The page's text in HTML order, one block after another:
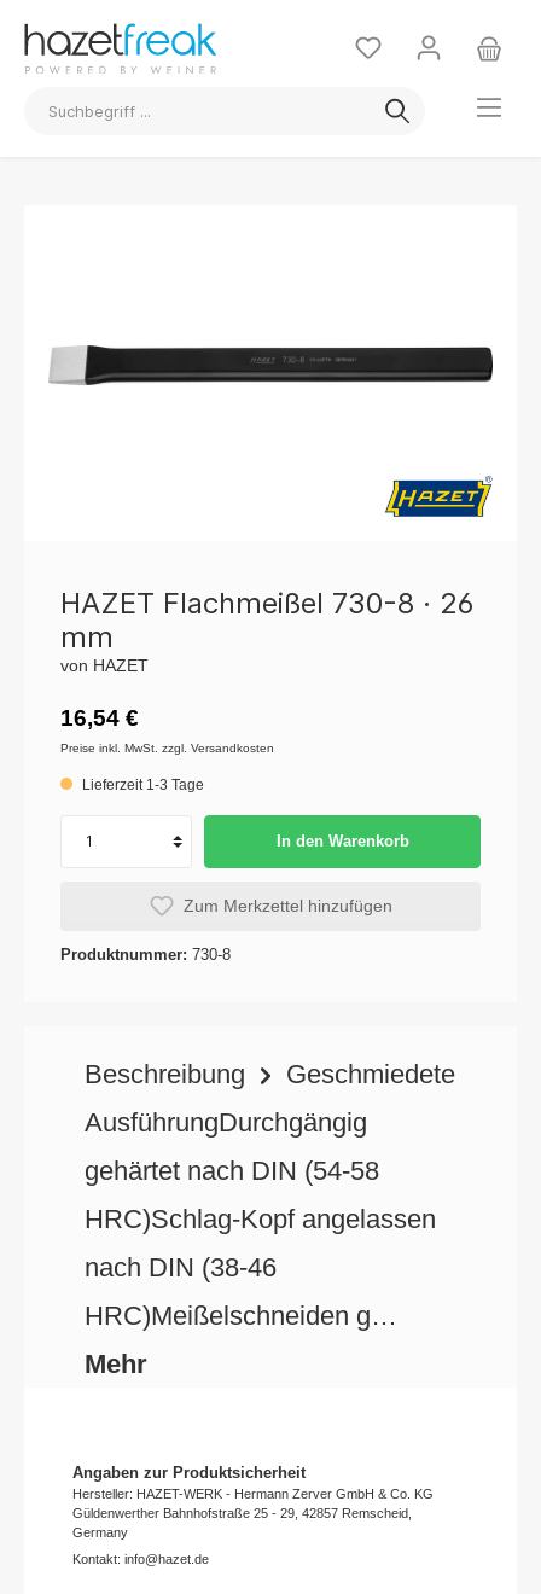
HAZET Flachmeißel 730-8 · 26
mm
von HAZET
16,54 €
Preise inkl. MwSt. zzgl. Versandkosten
Lieferzeit 1-3 Tage
In den Warenkorb
Zum Merkzettel hinzufügen
Produktnummer: 730-8
Beschreibung
Geschmiedete
AusführungDurchgängig
gehärtet nach DIN (54-58
HRC)Schlag-Kopf angelassen
nach DIN (38-46
HRC)Meißelschneiden g…
Mehr
Angaben zur Produktsicherheit
Hersteller: HAZET-WERK - Hermann Zerver GmbH & Co. KG
Güldenwerther Bahnhofstraße 25 - 29, 42857 Remscheid,
Germany
Kontakt: info@hazet.de